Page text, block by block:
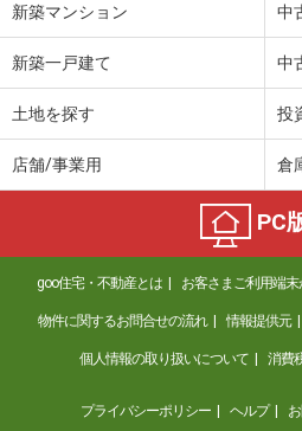
新築マンション 中
新築一戸建て 中
土地を探す 投
店舗/事業用 倉
PC
goo住宅・不動産とは お客さまご利用端
物件に関するお問合せの流れ 情報提供元
個人情報の取り扱いについて 消費
プライバシーポリシー ヘルプ